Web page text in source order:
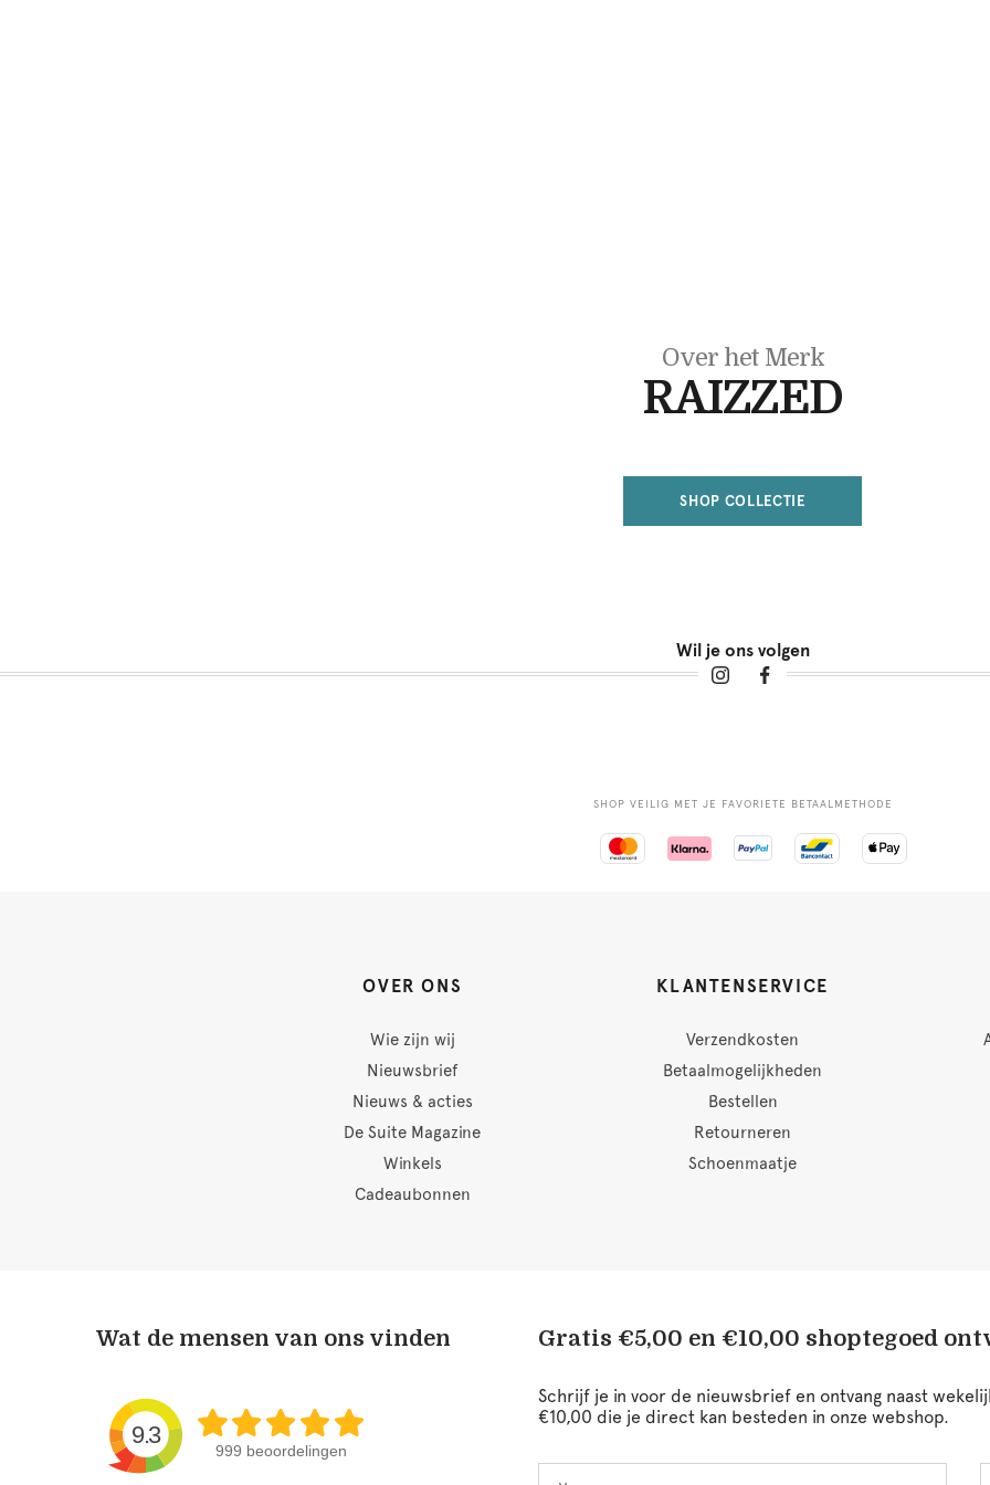
Over het Merk
RAIZZED
SHOP COLLECTIE
Wil je ons volgen
SHOP VEILIG MET JE FAVORIETE BETAALMETHODE
OVER ONS
Wie zijn wij
Nieuwsbrief
Nieuws & acties
De Suite Magazine
Winkels
Cadeaubonnen
KLANTENSERVICE
Verzendkosten
Betaalmogelijkheden
Bestellen
Retourneren
Schoenmaatje
Wat de mensen van ons vinden
9.3
999 beoordelingen
Gratis €5,00 en €10,00 shoptegoed
Schrijf je in voor de nieuwsbrief en ontvang naast
€10,00 die je direct kan besteden in onze webshop.